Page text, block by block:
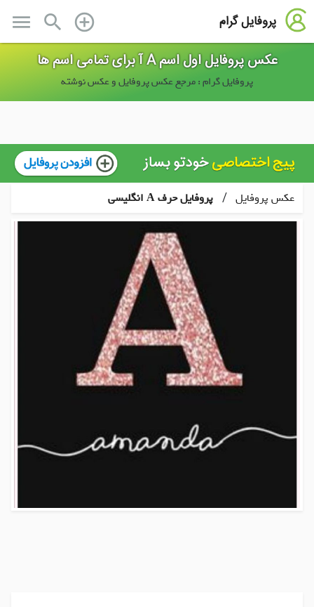
پروفایل گرام add_circle_outline
search
menu
عکس پروفایل اول اسم A آ برای تمامی اسم ها
پروفایل گرام : مرجع عکس پروفایل و عکس نوشته
عکس پروفایل / پروفایل حرف A انگلیسی